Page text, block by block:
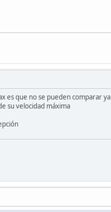
es que no se pueden comparar
su velocidad máxima